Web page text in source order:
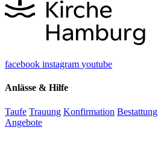
facebook instagram youtube
Anlässe & Hilfe
Taufe Trauung Konfirmation Bestattung
Angebote